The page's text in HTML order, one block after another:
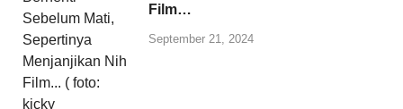
Film…
September 21, 2024